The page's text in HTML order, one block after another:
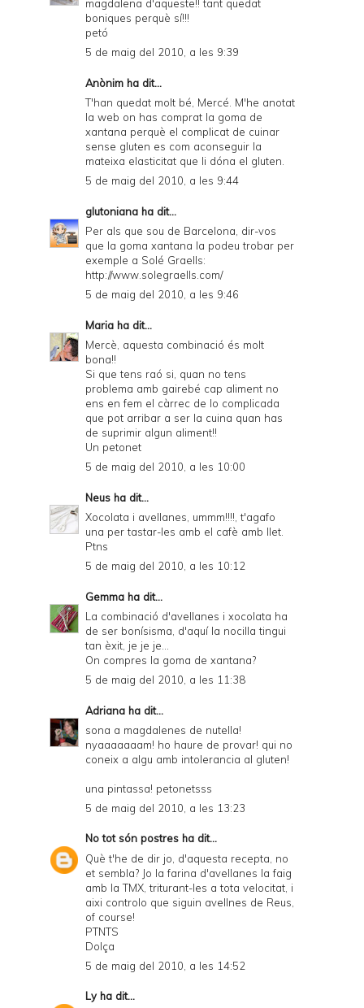
magdalena d'aqueste!! tant quedat
boniques perquè sí!!!
petó
5 de maig del 2010, a les 9:39
Anònim ha dit...
T'han quedat molt bé, Mercé. M'he anotat
la web on has comprat la goma de
xantana perquè el complicat de cuinar
sense gluten es com aconseguir la
mateixa elasticitat que li dóna el gluten.
5 de maig del 2010, a les 9:44
glutoniana ha dit...
Per als que sou de Barcelona, dir-vos
que la goma xantana la podeu trobar per
exemple a Solé Graells:
http://www.solegraells.com/
5 de maig del 2010, a les 9:46
Maria ha dit...
Mercè, aquesta combinació és molt
bona!!
Si que tens raó si, quan no tens
problema amb gairebé cap aliment no
ens en fem el càrrec de lo complicada
que pot arribar a ser la cuina quan has
de suprimir algun aliment!!
Un petonet
5 de maig del 2010, a les 10:00
Neus ha dit...
Xocolata i avellanes, ummm!!!!, t'agafo
una per tastar-les amb el cafè amb llet.
Ptns
5 de maig del 2010, a les 10:12
Gemma ha dit...
La combinació d'avellanes i xocolata ha
de ser bonísisma, d'aquí la nocilla tingui
tan èxit, je je je...
On compres la goma de xantana?
5 de maig del 2010, a les 11:38
Adriana ha dit...
sona a magdalenes de nutella!
nyaaaaaaam! ho haure de provar! qui no
coneix a algu amb intolerancia al gluten!
una pintassa! petonetsss
5 de maig del 2010, a les 13:23
No tot són postres ha dit...
Què t'he de dir jo, d'aquesta recepta, no
et sembla? Jo la farina d'avellanes la faig
amb la TMX, triturant-les a tota velocitat, i
aixi controlo que siguin avellnes de Reus,
of course!
PTNTS
Dolça
5 de maig del 2010, a les 14:52
Lyha dit...